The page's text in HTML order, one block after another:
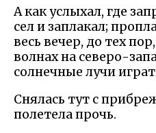
А как услыхал, где
сел и заплакал;
весь вечер, до тех
волнах на северо-
солнечные лучи
Снялась тут с
полетела прочь.